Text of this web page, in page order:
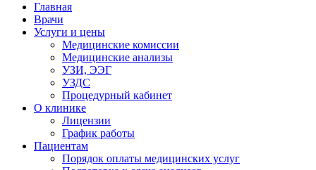
Главная
Врачи
Услуги и цены
Медицинские комиссии
Медицинские анализы
УЗИ, ЭЭГ
УЗДС
Процедурный кабинет
О клинике
Лицензии
График работы
Пациентам
Порядок оплаты медицинских услуг